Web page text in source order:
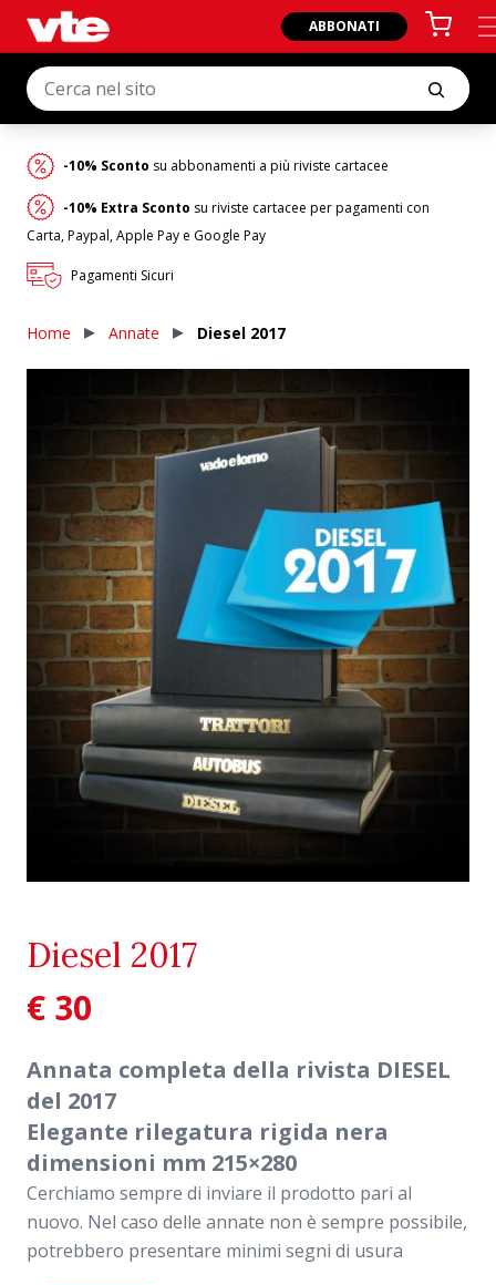
ABBONATI
-10% Sconto su abbonamenti a più riviste cartacee
-10% Extra Sconto su riviste cartacee per pagamenti con
Carta, Paypal, Apple Pay e Google Pay
Pagamenti Sicuri
Home Annate Diesel 2017
Diesel 2017
€ 30
Annata completa della rivista DIESEL
del 2017
Elegante rilegatura rigida nera
dimensioni mm 215×280
Cerchiamo sempre di inviare il prodotto pari al
nuovo. Nel caso delle annate non è sempre possibile,
potrebbero presentare minimi segni di usura